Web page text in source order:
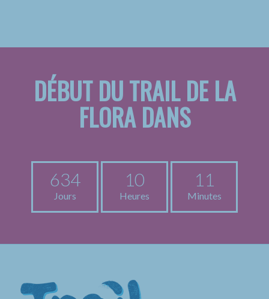
DÉBUT DU TRAIL DE LA
FLORA DANS
634
Jours
10
Heures
11
Minutes